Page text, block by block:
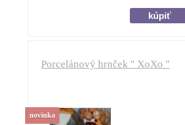
Porcelánový hrnček " XoXo "
novinka